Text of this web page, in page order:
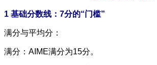
1 基础分数线：7分的“门槛”
满分与平均分：
满分：AIME满分为15分。